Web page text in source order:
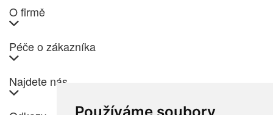
O firmě
Péče o zákazníka
Najdete nás